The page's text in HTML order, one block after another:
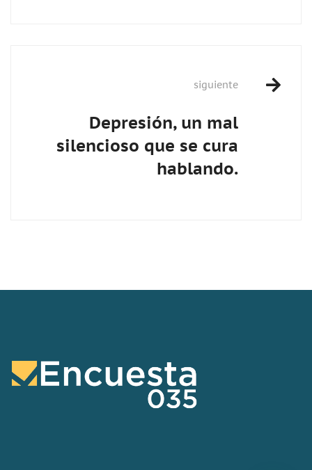
siguiente
Depresión, un mal
silencioso que se cura
hablando.